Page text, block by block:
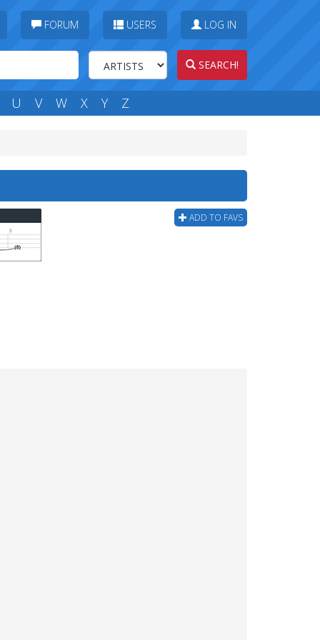
FORUM USERS LOG IN
SEARCH!
U V W X Y Z
ADD TO FAVS